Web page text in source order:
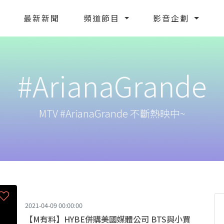
最新新聞 頻道節目 影音企劃
#ArianaGrande
MTV #ArianaGrande 不斷熱映中~
2021-04-09 00:00:00
【M有料】HYBE併購美國媒體公司 BTS與小賈